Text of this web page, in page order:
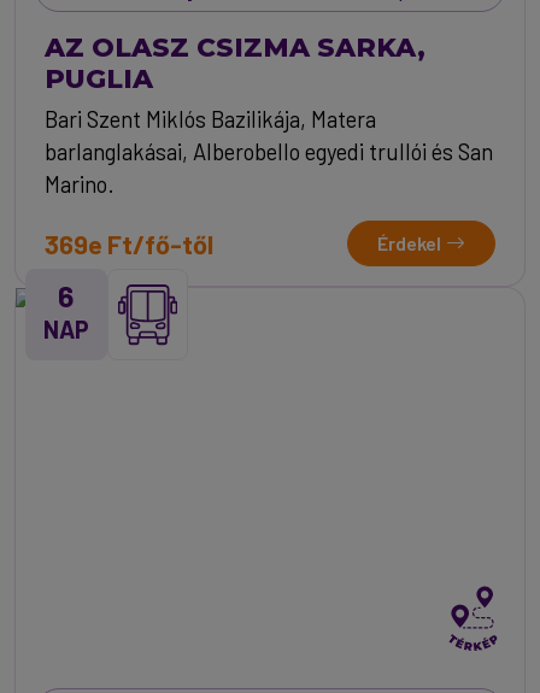
AZ OLASZ CSIZMA SARKA,
PUGLIA
Bari Szent Miklós Bazilikája, Matera
barlanglakásai, Alberobello egyedi trullói és San
Marino.
369e Ft/fő-től Érdekel
6
NAP